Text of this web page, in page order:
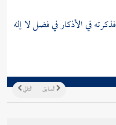
فذكرته في الأذكار في فضل لا إله
التالي السابق